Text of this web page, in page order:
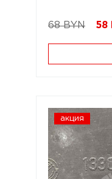
68 BYN 58
акция